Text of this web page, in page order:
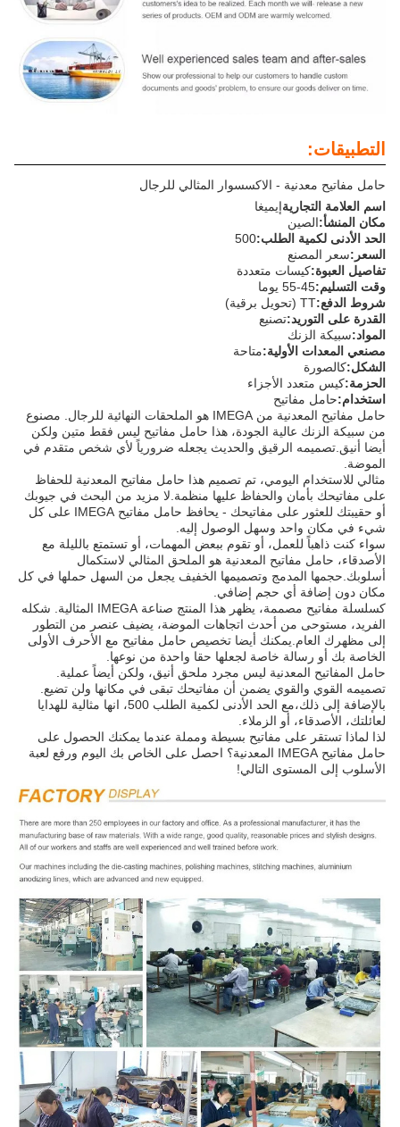
التطبيقات:
حامل مفاتيح معدنية - الاكسسوار المثالي للرجال
اسم العلامة التجاريةإيميغا
مكان المنشأ:الصين
الحد الأدنى لكمية الطلب:500
السعر: سعر المصنع
تفاصيل العبوة:كيسات متعددة
وقت التسليم:45-55 يوما
شروط الدفع:TT (تحويل برقية)
القدرة على التوريد:تصنيع
المواد:سبيكة الزنك
مصنعي المعدات الأولية:متاحة
الشكل:كالصورة
الحزمة:كيس متعدد الأجزاء
استخدام:حامل مفاتيح
حامل مفاتيح المعدنية من IMEGA هو الملحقات النهائية للرجال. مصنوع
من سبيكة الزنك عالية الجودة، هذا حامل مفاتيح ليس فقط متين ولكن
أيضا أنيق.تصميمه الرقيق والحديث يجعله ضرورياً لأي شخص متقدم في
الموضة.
مثالي للاستخدام اليومي، تم تصميم هذا حامل مفاتيح المعدنية للحفاظ
على مفاتيحك بأمان والحفاظ عليها منظمة.لا مزيد من البحث في جيوبك
أو حقيبتك للعثور على مفاتيحك - يحافظ حامل مفاتيح IMEGA على كل
شيء في مكان واحد وسهل الوصول إليه.
سواء كنت ذاهباً للعمل، أو تقوم ببعض المهمات، أو تستمتع بالليلة مع
الأصدقاء، حامل مفاتيح المعدنية هو الملحق المثالي لاستكمال
أسلوبك.حجمها المدمج وتصميمها الخفيف يجعل من السهل حملها في كل
مكان دون إضافة أي حجم إضافي.
كسلسلة مفاتيح مصممة، يظهر هذا المنتج صناعة IMEGA المثالية. شكله
الفريد، مستوحى من أحدث اتجاهات الموضة، يضيف عنصر من التطور
إلى مظهرك العام.يمكنك أيضا تخصيص حامل مفاتيح مع الأحرف الأولى
الخاصة بك أو رسالة خاصة لجعلها حقا واحدة من نوعها.
حامل المفاتيح المعدنية ليس مجرد ملحق أنيق، ولكن أيضاً عملية.
تصميمه القوي والقوي يضمن أن مفاتيحك تبقى في مكانها ولن تضيع.
بالإضافة إلى ذلك،مع الحد الأدنى لكمية الطلب 500، انها مثالية للهدايا
لعائلتك، الأصدقاء، أو الزملاء.
لذا لماذا تستقر على مفاتيح بسيطة ومملة عندما يمكنك الحصول على
حامل مفاتيح IMEGA المعدنية؟ احصل على الخاص بك اليوم ورفع لعبة
الأسلوب إلى المستوى التالي!